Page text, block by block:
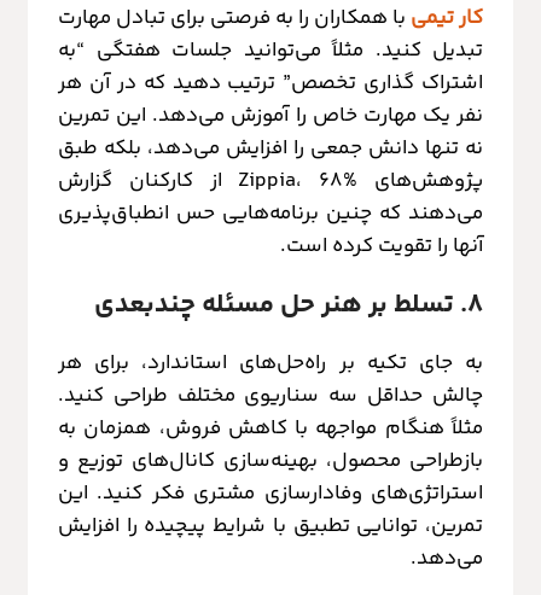
کار تیمی با همکاران را به فرصتی برای تبادل مهارت
تبدیل کنید. مثلاً می‌توانید جلسات هفتگی “به
اشتراک گذاری تخصص” ترتیب دهید که در آن هر
نفر یک مهارت خاص را آموزش می‌دهد. این تمرین
نه تنها دانش جمعی را افزایش می‌دهد، بلکه طبق
پژوهش‌های Zippia، ۶۸% از کارکنان گزارش
می‌دهند که چنین برنامه‌هایی حس انطباق‌پذیری
آنها را تقویت کرده است.
۸. تسلط بر هنر حل مسئله چندبعدی
به جای تکیه بر راه‌حل‌های استاندارد، برای هر
چالش حداقل سه سناریوی مختلف طراحی کنید.
مثلاً هنگام مواجهه با کاهش فروش، همزمان به
بازطراحی محصول، بهینه‌سازی کانال‌های توزیع و
استراتژی‌های وفادارسازی مشتری فکر کنید. این
تمرین، توانایی تطبیق با شرایط پیچیده را افزایش
می‌دهد.